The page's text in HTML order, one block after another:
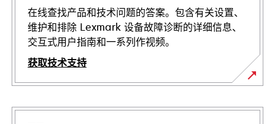
在线查找产品和技术问题的答案。包含有关设置、
维护和排除 Lexmark 设备故障诊断的详细信息、
交互式用户指南和一系列作视频。
获取技术支持
在
新